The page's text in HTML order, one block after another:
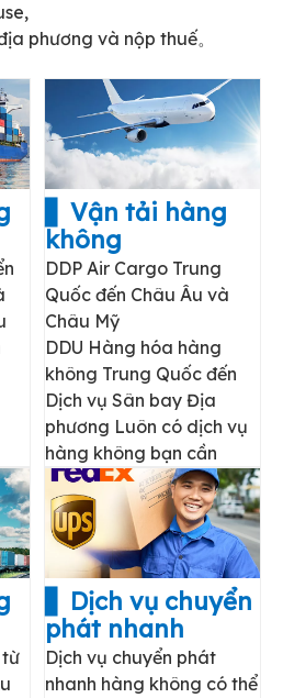
phương và nộp thuế。
▋ Vận tải hàng
không
DDP Air Cargo Trung
Quốc đến Châu Âu và
Châu Mỹ
DDU Hàng hóa hàng
không Trung Quốc đến
Dịch vụ Sân bay Địa
phương Luôn có dịch vụ
hàng không bạn cần
từ
▋ Dịch vụ chuyển
phát nhanh
Dịch vụ chuyển phát
nhanh hàng không có thể